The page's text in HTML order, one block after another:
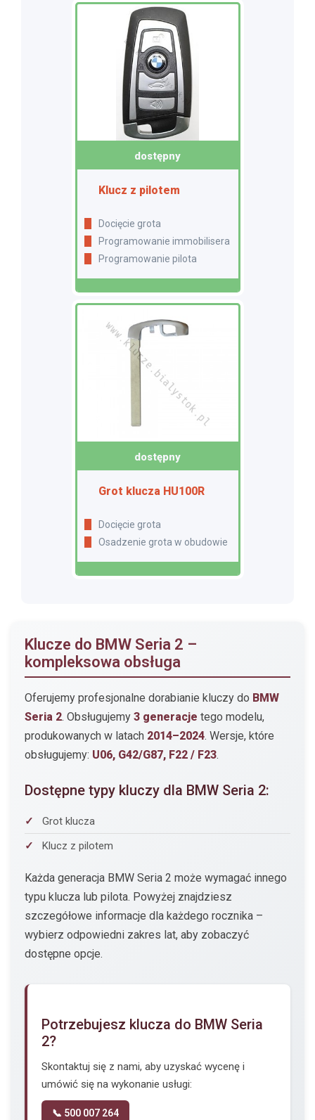
dostępny
Klucz z pilotem
Docięcie grota
Programowanie immobilisera
Programowanie pilota
dostępny
Grot klucza HU100R
Docięcie grota
Osadzenie grota w obudowie
Klucze do BMW Seria 2 –
kompleksowa obsługa
Oferujemy profesjonalne dorabianie kluczy do BMW
Seria 2. Obsługujemy 3 generacje tego modelu,
produkowanych w latach 2014–2024. Wersje, które
obsługujemy: U06, G42/G87, F22 / F23.
Dostępne typy kluczy dla BMW Seria 2:
Grot klucza
Klucz z pilotem
Każda generacja BMW Seria 2 może wymagać innego
typu klucza lub pilota. Powyżej znajdziesz
szczegółowe informacje dla każdego rocznika –
wybierz odpowiedni zakres lat, aby zobaczyć
dostępne opcje.
Potrzebujesz klucza do BMW Seria
2?
Skontaktuj się z nami, aby uzyskać wycenę i
umówić się na wykonanie usługi:
📞 500 007 264